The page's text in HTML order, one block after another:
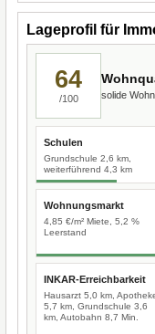
Lageprofil für
64
/100 solide
Schulen
Grundschule 2,6 km,
weiterführend 4,3 km
Wohnungsmarkt
4,85 €/m² Miete, 5,2 %
Leerstand
INKAR-Erreichbarkeit
Hausarzt 5,0 km,
5,7 km, Grundschule 3,6
km, Autobahn 8,7 Min.